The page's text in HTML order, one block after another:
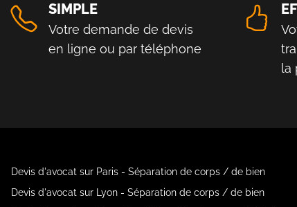
SIMPLE
Votre demande de devis
en ligne ou par téléphone
la
Devis d'avocat sur Paris - Séparation de corps / de bien
Devis d'avocat sur Lyon - Séparation de corps / de bien